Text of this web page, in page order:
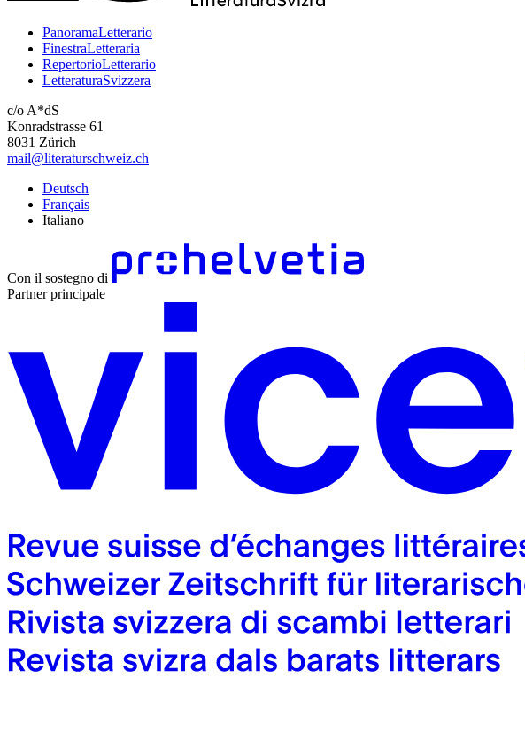
PanoramaLetterario
FinestraLetteraria
RepertorioLetterario
LetteraturaSvizzera
c/o A*dS
Konradstrasse 61
8031 Zürich
mail@literaturschweiz.ch
Deutsch
Français
Italiano
Con il sostegno di
Partner principale